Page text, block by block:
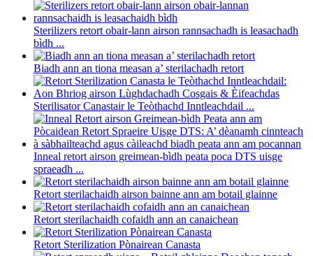
Sterilizers retort obair-lann airson rannsachadh is leasachadh
bìdh ...
Biadh ann an tiona measan a’ sterilachadh retort
Sterilisator Canastair le Teòthachd Inntleachdail ...
Inneal retort airson greimean-bìdh peata poca DTS uisge
spraeadh ...
Retort sterilachaidh airson bainne ann am botail glainne
Retort sterilachaidh cofaidh ann an canaichean
Retort Sterilization Pònairean Canasta